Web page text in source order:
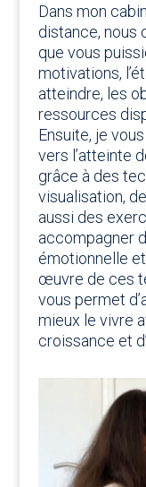
Dans mon
distance, nous
que vous
motivations,
atteindre, les
ressources
Ensuite, je
vers l’atteinte
grâce à des
visualisation,
aussi des
accompagner
émotionnelle
œuvre de ces
vous permet
mieux le vivre
croissance et